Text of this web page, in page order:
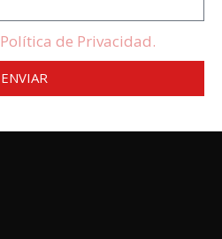
Política de Privacidad.
ENVIAR